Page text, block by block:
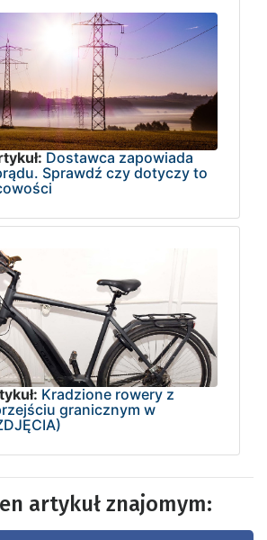
Dostawca zapowiada
Sprawdź czy dotyczy to
Kradzione rowery z
granicznym w
artykuł znajomym: